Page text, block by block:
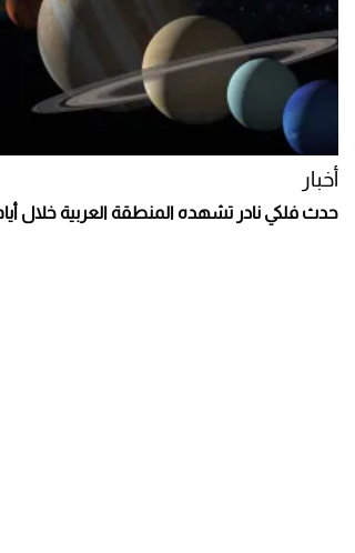
أخبار
حدث فلكي نادر تشهده المنطقة العربية خلال